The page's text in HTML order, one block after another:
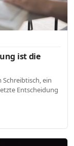
ist die
ein
Entscheidung